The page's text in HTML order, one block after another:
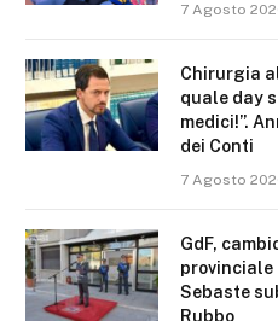
7 Agosto
Chirurgia
quale day
medici!”.
dei Conti
7 Agosto
GdF,
provinciale
Sebaste
Rubbo